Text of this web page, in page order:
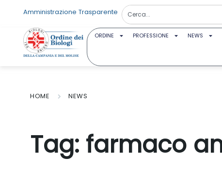
Amministrazione Trasparente
ORDINE PROFESSIONE NEWS
HOME NEWS
Tag: farmaco